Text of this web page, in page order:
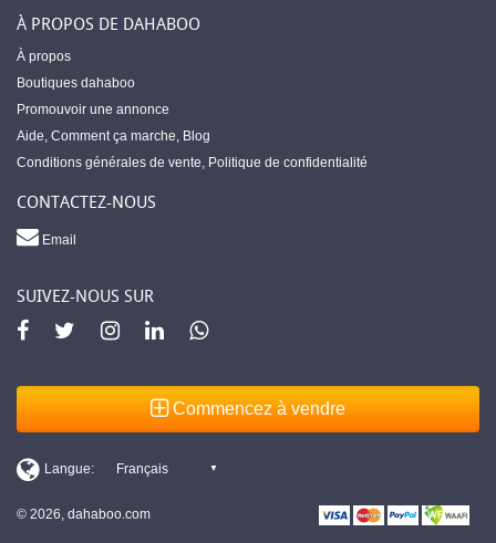
À PROPOS DE DAHABOO
À propos
Boutiques dahaboo
Promouvoir une annonce
Aide, Comment ça marche, Blog
Conditions générales de vente, Politique de confidentialité
CONTACTEZ-NOUS
Email
SUIVEZ-NOUS SUR
Commencez à vendre
© 2026, dahaboo.com